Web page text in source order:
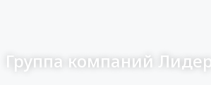
Группа компаний Лидер